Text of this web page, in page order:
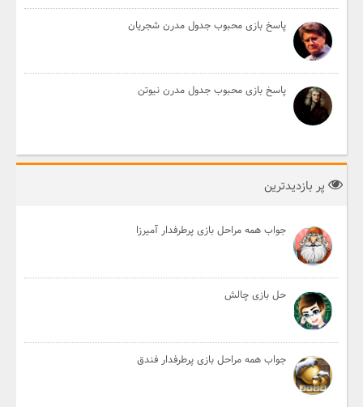
پاسخ بازی محبوب جدول مدرن شجریان
پاسخ بازی محبوب جدول مدرن نیوتن
پر بازدیدترین
جواب همه مراحل بازی پرطرفدار آمیرزا
حل بازی چالش
جواب همه مراحل بازی پرطرفدار فندق